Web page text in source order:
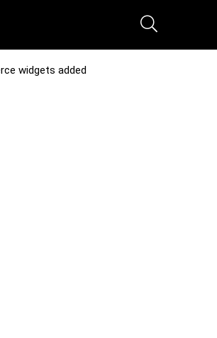
widgets added